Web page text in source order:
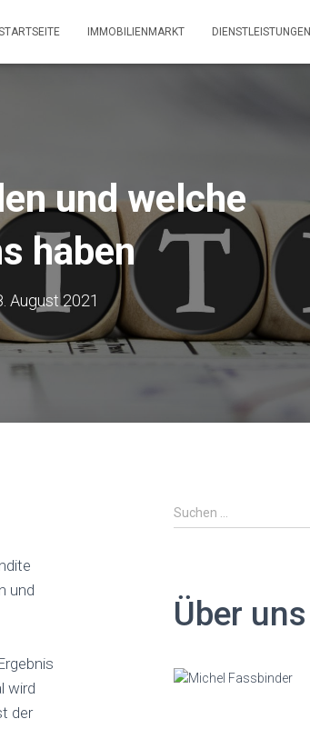
IMMOBILIENMARKT DIENSTLEISTUNGEN
und welche
haben
August 2021
und
wird
der
S
u
n
a
h
:
Suchen …
Über uns